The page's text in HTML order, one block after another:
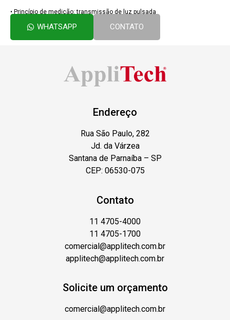
• Princípio de medição: transmissão de luz pulsada
WHATSAPP CONTATO
Endereço
Rua São Paulo, 282
Jd. da Várzea
Santana de Parnaíba – SP
CEP: 06530-075
Contato
11 4705-4000
11 4705-1700
comercial@applitech.com.br
applitech@applitech.com.br
Solicite um orçamento
comercial@applitech.com.br